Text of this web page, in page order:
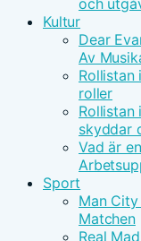
och
Kultur
Dear
Av
Rollistan
roller
Rollistan
skyddar
Vad är
Sport
Man
Matchen
Real